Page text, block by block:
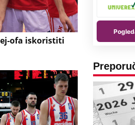
ofa iskoristiti